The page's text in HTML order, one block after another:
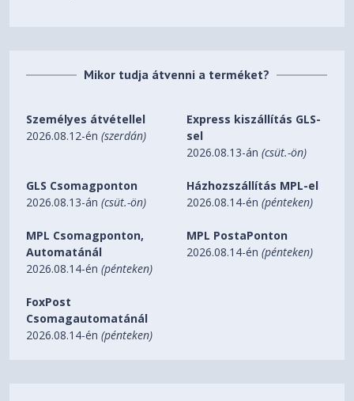
Mikor tudja átvenni a terméket?
Személyes átvétellel
2026.08.12-én(szerdán)
Express kiszállítás GLS-
sel
2026.08.13-án(csüt.-ön)
GLS Csomagponton
2026.08.13-án(csüt.-ön)
Házhozszállítás MPL-el
2026.08.14-én(pénteken)
MPL Csomagponton,
Automatánál
2026.08.14-én(pénteken)
MPL PostaPonton
2026.08.14-én(pénteken)
FoxPost
Csomagautomatánál
2026.08.14-én(pénteken)